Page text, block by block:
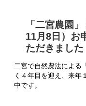
「二宮農園
11月8日）お
ただきました
二宮で自然農法による
く４年目を迎え、来年
中です。